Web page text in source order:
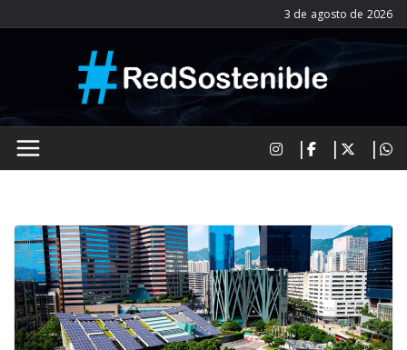
al
3 de agosto de 2026